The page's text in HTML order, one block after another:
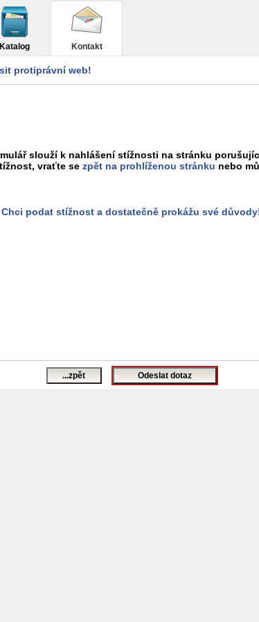
Katalog Kontakt
protiprávní web!
slouží k nahlášení stížnosti na stránku
vraťte se zpět na prohlíženou stránku nebo
Chci podat stížnost a dostatečně prokážu své